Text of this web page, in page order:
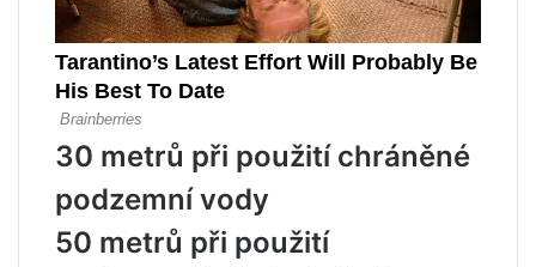
30 metrů při použití chráněné
podzemní vody
50 metrů při použití